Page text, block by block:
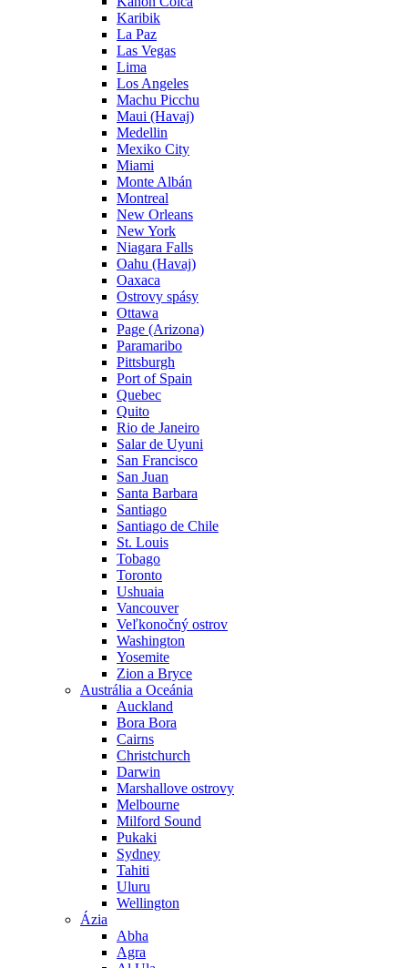
Karibik
La Paz
Las Vegas
Lima
Los Angeles
Machu Picchu
Maui (Havaj)
Medellin
Mexiko City
Miami
Monte Albán
Montreal
New Orleans
New York
Niagara Falls
Oahu (Havaj)
Oaxaca
Ostrovy spásy
Ottawa
Page (Arizona)
Paramaribo
Pittsburgh
Port of Spain
Quebec
Quito
Rio de Janeiro
Salar de Uyuni
San Francisco
San Juan
Santa Barbara
Santiago
Santiago de Chile
St. Louis
Tobago
Toronto
Ushuaia
Vancouver
Veľkonočný ostrov
Washington
Yosemite
Zion a Bryce
Austrália a Oceánia
Auckland
Bora Bora
Cairns
Christchurch
Darwin
Marshallove ostrovy
Melbourne
Milford Sound
Pukaki
Sydney
Tahiti
Uluru
Wellington
Ázia
Abha
Agra